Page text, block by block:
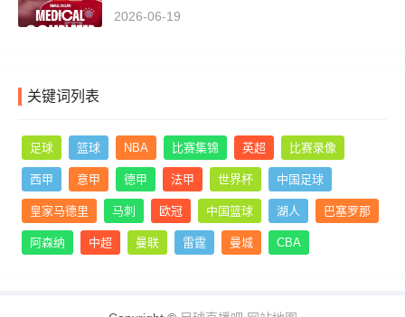
2026-06-19
关键词列表
足球 篮球 NBA 比赛集锦 英超 比赛录像
西甲 意甲 德甲 法甲 世界杯 中国足球
皇家马德里 马刺 欧冠 中国篮球 湖人 巴塞罗那
阿森纳 中超 曼联 雷霆 曼城 CBA